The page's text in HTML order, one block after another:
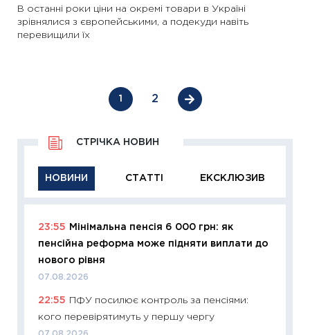
В останні роки ціни на окремі товари в Україні
зрівнялися з європейськими, а подекуди навіть
перевищили їх
1 2
НОВИНИ СТАТТІ ЕКСКЛЮЗИВ
СТРІЧКА НОВИН
23:55
Мінімальна пенсія 6 000 грн: як
пенсійна реформа може підняти виплати до
нового рівня
07.08.2026
22:55
ПФУ посилює контроль за пенсіями:
кого перевірятимуть у першу чергу